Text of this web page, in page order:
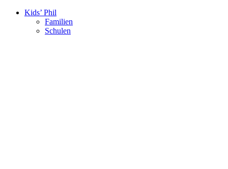
Kids’ Phil
Familien
Schulen